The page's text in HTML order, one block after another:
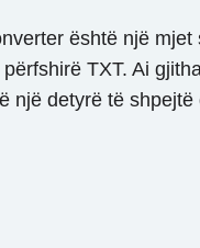
është një
TXT. Ai
një detyrë të